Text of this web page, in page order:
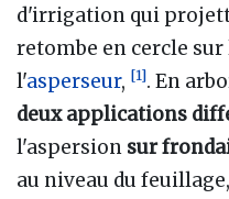
d'irrigation qui
retombe en cercle sur
l'asperseur, [1]. En
deux applications
l'aspersion sur
au niveau du